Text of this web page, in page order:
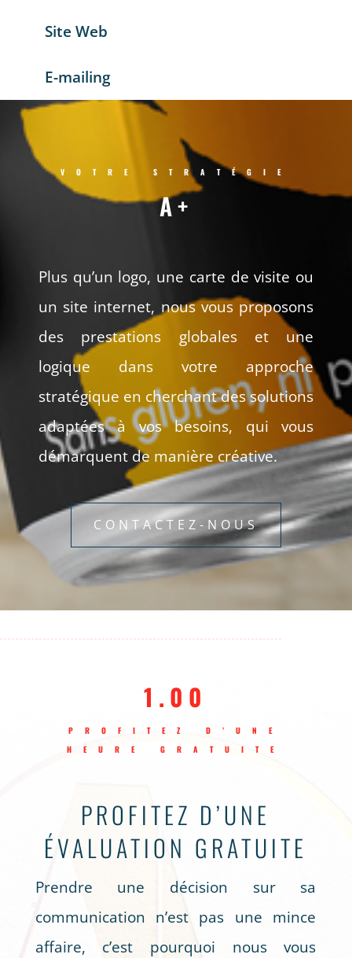
Site Web
E-mailing
VOTRE STRATÉGIE
A+
Plus qu’un logo, une carte de visite ou
un site internet, nous vous proposons
des prestations globales et une
logique dans votre approche
stratégique en cherchant des solutions
adaptées à vos besoins, qui vous
démarquent de manière créative.
CONTACTEZ-NOUS
1.00
PROFITEZ D’UNE
HEURE GRATUITE
PROFITEZ D’UNE
ÉVALUATION GRATUITE
Prendre une décision sur sa
communication n’est pas une mince
affaire, c’est pourquoi nous vous